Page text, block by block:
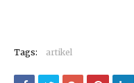
Tags: artikel